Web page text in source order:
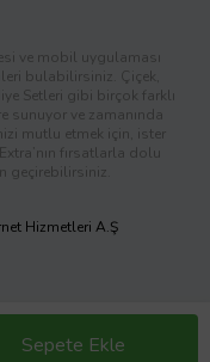
Sepete Ekle
ve mobil uygulaması
bulabilirsiniz. Çiçek,
Setleri gibi birçok farklı
sunuyor ve zamanında
mutlu etmek için, ister
fırsatlarla dolu
geçirebilirsiniz.
Hizmetleri A.Ş